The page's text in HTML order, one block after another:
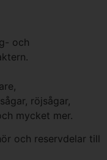
och
röjsågar,
mycket mer.
och reservdelar till